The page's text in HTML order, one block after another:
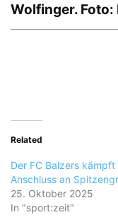
Wolfinger.
Related
Der FC Balzers kämpft
Anschluss an
25. Oktober 2025
In "sport:zeit"